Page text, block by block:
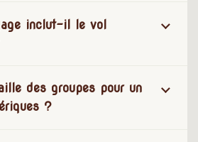
inclut-il le vol
des groupes pour un
?